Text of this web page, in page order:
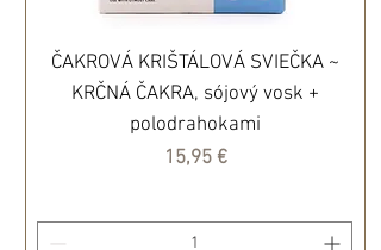
ČAKROVÁ KRIŠTÁLOVÁ SVIEČKA ~
KRČNÁ ČAKRA, sójový vosk +
polodrahokami
Cena
15,95 €